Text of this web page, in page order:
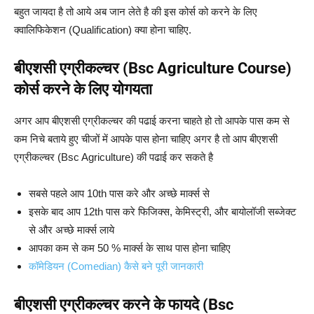
बहुत जायदा है तो आये अब जान लेते है की इस कोर्स को करने के लिए
क्वालिफिकेशन (Qualification) क्या होना चाहिए.
बीएशसी एग्रीकल्चर (Bsc Agriculture Course)
कोर्स करने के लिए योगयता
अगर आप बीएशसी एग्रीकल्चर की पढाई करना चाहते हो तो आपके पास कम से
कम निचे बताये हुए चीजों में आपके पास होना चाहिए अगर है तो आप बीएशसी
एग्रीकल्चर (Bsc Agriculture) की पढाई कर सकते है
सबसे पहले आप 10th पास करे और अच्छे मार्क्स से
इसके बाद आप 12th पास करे फिजिक्स, केमिस्ट्री, और बायोलॉजी सब्जेक्ट
से और अच्छे मार्क्स लाये
आपका कम से कम 50 % मार्क्स के साथ पास होना चाहिए
कॉमेडियन (Comedian) कैसे बने पूरी जानकारी
बीएशसी एग्रीकल्चर करने के फायदे (Bsc